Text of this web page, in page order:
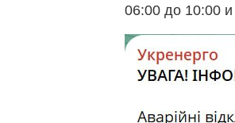
06:00 до 10:00